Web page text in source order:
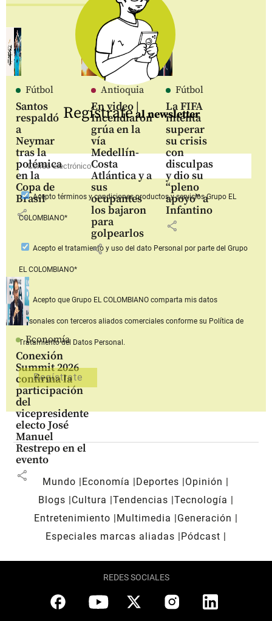
Fútbol
Santos
respaldó
a
Neymar
tras la
polémica
en la
Copa de
Brasil
share
Antioquia
En video |
Incendiaron
grúa en la
vía
Medellín-
Costa
Atlántica y a
sus
ocupantes
los bajaron
para
golpearlos
share
Fútbol
La FIFA
intenta
superar
su crisis
con
disculpas
y dio su
“pleno
apoyo” a
Infantino
share
Economía
Conexión
Summit 2026
confirma la
participación
del
vicepresidente
electo José
Manuel
Restrepo en el
evento
share
Regístrateal newsletter
Aceptotérminos y condiciones productos y serviciosGrupo EL
COLOMBIANO*
Acepto el tratamiento y uso del dato Personal por parte del Grupo
EL COLOMBIANO*
Acepto que Grupo EL COLOMBIANOcomparta mis datos
personales con terceros aliados comerciales conforme su Política de
Tratamiento del Datos Personal.
Mundo Economía Deportes
Opinión
Blogs
Cultura Tendencias Tecnología
Entretenimiento
Multimedia
Generación
Especiales marcas aliadas
Pódcast
REDES SOCIALES